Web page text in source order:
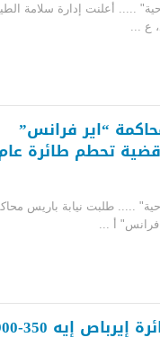
سلامة الطيران
فرانس”
طائرة عام
باريس محاكمة
الصين تشتري 20 طائرة إيرباص إيه 350-900 بـ